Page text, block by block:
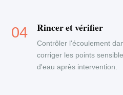
Rincer et vérifier
Contrôler l'écoulement
corriger les points
d'eau après intervention.